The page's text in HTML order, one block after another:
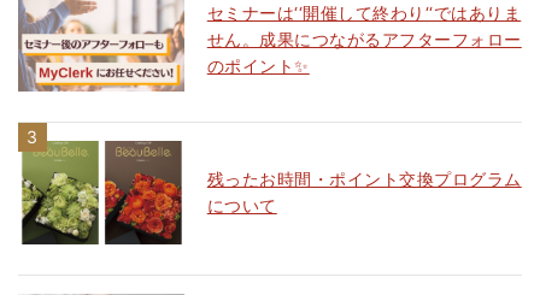
セミナーは‘‘開催して終わり‘‘ではありま
せん。成果につながるアフターフォロー
のポイント✨
残ったお時間・ポイント交換プログラム
について